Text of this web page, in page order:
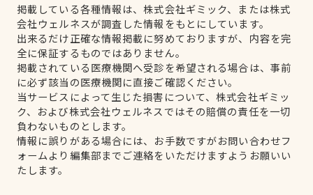
掲載している各種情報は、株式会社ギミック、または株式
会社ウェルネスが調査した情報をもとにしています。
出来るだけ正確な情報掲載に努めておりますが、内容を完
全に保証するものではありません。
掲載されている医療機関へ受診を希望される場合は、事前
に必ず該当の医療機関に直接ご確認ください。
当サービスによって生じた損害について、株式会社ギミッ
ク、および株式会社ウェルネスではその賠償の責任を一切
負わないものとします。
情報に誤りがある場合には、お手数ですがお問い合わせフ
ォームより編集部までご連絡をいただけますようお願いい
たします。